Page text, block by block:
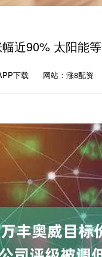
近90% 太阳能
下载 网站：涨8配资